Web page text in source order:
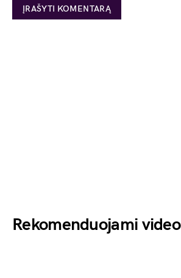
Rekomenduojami video